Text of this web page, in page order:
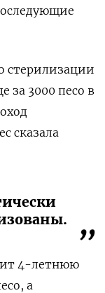
стерилизации
за 3000 песо в
сказала
4-летнюю
а